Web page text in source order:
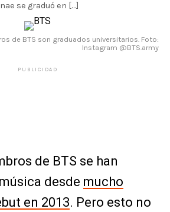
se graduó en […]
de BTS son graduados universitarios. Foto:
Instagram @BTS.army
PUBLICIDAD
de BTS se han
desde mucho
en 2013. Pero esto no